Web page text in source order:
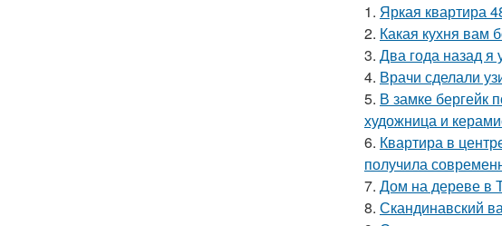
1. Яркая квартира
2. Какая кухня вам
3. Два года назад
4. Врачи сделали
5. В замке бергейк
художница и
6. Квартира в
получила
7. Дом на дереве в
8. Скандинавский